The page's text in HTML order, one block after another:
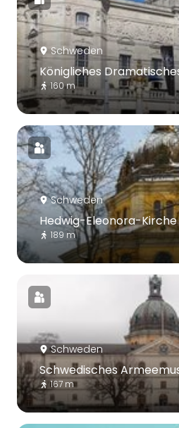
Schweden
Königliches
160 m
Schweden
Hedwig-Eleonora-Kirche
189 m
Schweden
Schwedisches
167 m